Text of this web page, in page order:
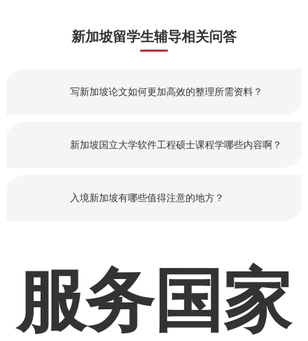
新加坡留学生辅导相关问答
写新加坡论文如何更加高效的整理所需资料？
新加坡国立大学软件工程硕士课程学哪些内容啊？
入境新加坡有哪些值得注意的地方？
服务国家